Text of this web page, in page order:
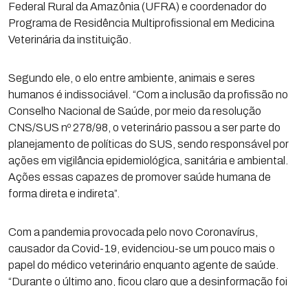
Federal Rural da Amazônia (UFRA) e coordenador do
Programa de Residência Multiprofissional em Medicina
Veterinária da instituição.
Segundo ele, o elo entre ambiente, animais e seres
humanos é indissociável. “Com a inclusão da profissão no
Conselho Nacional de Saúde, por meio da resolução
CNS/SUS nº 278/98, o veterinário passou a ser parte do
planejamento de políticas do SUS, sendo responsável por
ações em vigilância epidemiológica, sanitária e ambiental.
Ações essas capazes de promover saúde humana de
forma direta e indireta”.
Com a pandemia provocada pelo novo Coronavírus,
causador da Covid-19, evidenciou-se um pouco mais o
papel do médico veterinário enquanto agente de saúde.
“Durante o último ano, ficou claro que a desinformação foi